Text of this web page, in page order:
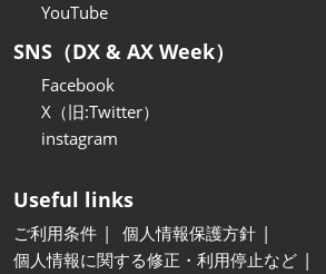
YouTube
SNS（DX & AX Week）
Facebook
X（旧:Twitter）
instagram
Useful links
ご利用条件
個人情報保護方針
個人情報に関する修正・利用停止など